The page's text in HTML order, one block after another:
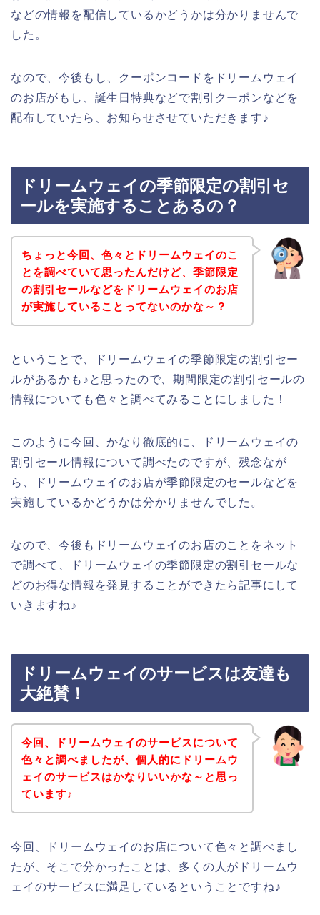
などの情報を配信しているかどうかは分かりませんで
した。
なので、今後もし、クーポンコードをドリームウェイ
のお店がもし、誕生日特典などで割引クーポンなどを
配布していたら、お知らせさせていただきます♪
ドリームウェイの季節限定の割引セ
ールを実施することあるの？
ちょっと今回、色々とドリームウェイのこ
とを調べていて思ったんだけど、季節限定
の割引セールなどをドリームウェイのお店
が実施していることってないのかな～？
ということで、ドリームウェイの季節限定の割引セー
ルがあるかも♪と思ったので、期間限定の割引セールの
情報についても色々と調べてみることにしました！
このように今回、かなり徹底的に、ドリームウェイの
割引セール情報について調べたのですが、残念なが
ら、ドリームウェイのお店が季節限定のセールなどを
実施しているかどうかは分かりませんでした。
なので、今後もドリームウェイのお店のことをネット
で調べて、ドリームウェイの季節限定の割引セールな
どのお得な情報を発見することができたら記事にして
いきますね♪
ドリームウェイのサービスは友達も
大絶賛！
今回、ドリームウェイのサービスについて
色々と調べましたが、個人的にドリームウ
ェイのサービスはかなりいいかな～と思っ
ています♪
今回、ドリームウェイのお店について色々と調べまし
たが、そこで分かったことは、多くの人がドリームウ
ェイのサービスに満足しているということですね♪